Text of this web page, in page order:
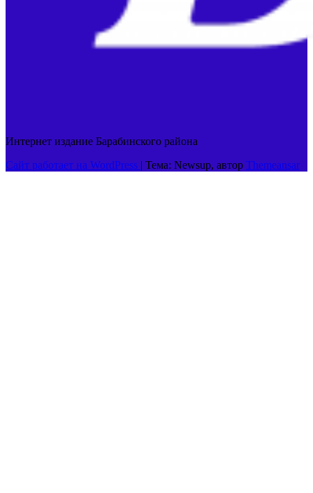
Интернет издание Барабинского района
Сайт работает на WordPress | Тема: Newsup, автор Themeansar